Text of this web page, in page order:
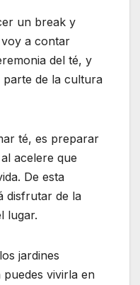
un break y
a contar
del té, y
parte de la cultura
té, es preparar
acelere que
De esta
disfrutar de la
lugar.
jardines
vivirla en